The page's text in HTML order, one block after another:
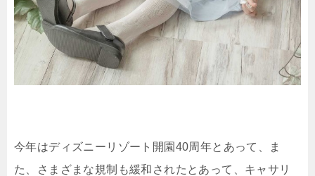
今年はディズニーリゾート開園40周年とあって、ま
た、さまざまな規制も緩和されたとあって、キャサリ